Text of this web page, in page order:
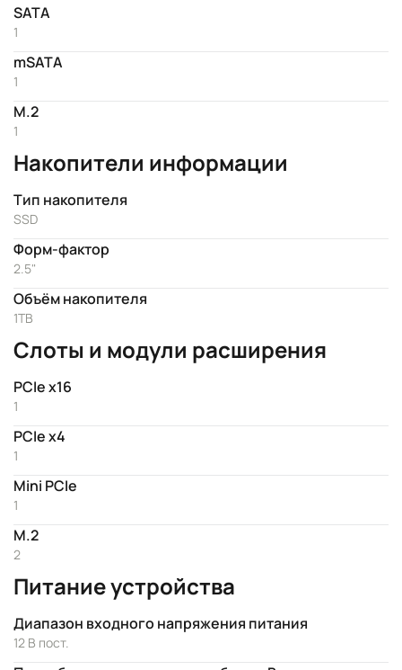
SATA
1
mSATA
1
M.2
1
Накопители информации
Тип накопителя
SSD
Форм-фактор
2.5"
Объём накопителя
1TB
Слоты и модули расширения
PCIe x16
1
PCIe x4
1
Mini PCIe
1
M.2
2
Питание устройства
Диапазон входного напряжения питания
12 В пост.